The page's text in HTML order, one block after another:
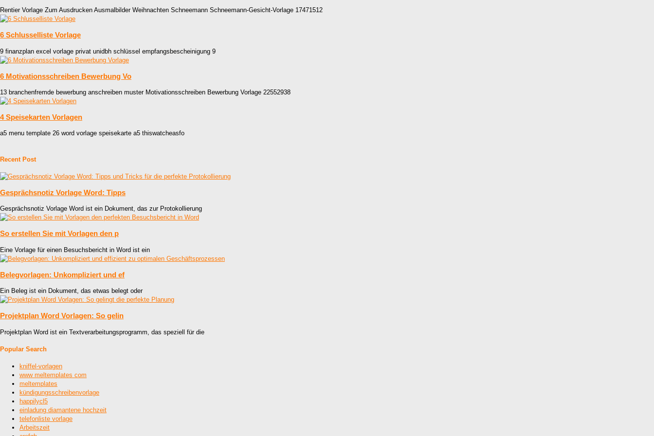
Rentier Vorlage Zum Ausdrucken Ausmalbilder Weihnachten Schneemann Schneemann-Gesicht-Vorlage 17471512
6 Schlusselliste Vorlage
9 finanzplan excel vorlage privat unidbh schlüssel empfangsbescheinigung 9
6 Motivationsschreiben Bewerbung Vo
13 branchenfremde bewerbung anschreiben muster Motivationsschreiben Bewerbung Vorlage 22552938
4 Speisekarten Vorlagen
a5 menu template 26 word vorlage speisekarte a5 thiswatcheasfo
Recent Post
Gesprächsnotiz Vorlage Word: Tipps
Gesprächsnotiz Vorlage Word ist ein Dokument, das zur Protokollierung
So erstellen Sie mit Vorlagen den p
Eine Vorlage für einen Besuchsbericht in Word ist ein
Belegvorlagen: Unkompliziert und ef
Ein Beleg ist ein Dokument, das etwas belegt oder
Projektplan Word Vorlagen: So gelin
Projektplan Word ist ein Textverarbeitungsprogramm, das speziell für die
Popular Search
kniffel-vorlagen
www meltemplates com
meltemplates
kündigungsschreibenvorlage
happilycl5
einladung diamantene hochzeit
telefonliste vorlage
Arbeitszeit